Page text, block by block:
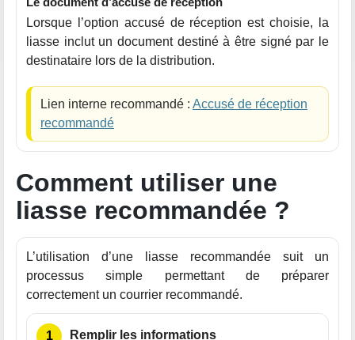
Lorsque l’option accusé de réception est choisie, la
liasse inclut un document destiné à être signé par le
destinataire lors de la distribution.
Lien interne recommandé : Accusé de réception
recommandé
Comment utiliser une
liasse recommandée ?
L’utilisation d’une liasse recommandée suit un
processus simple permettant de préparer
correctement un courrier recommandé.
Remplir les informations